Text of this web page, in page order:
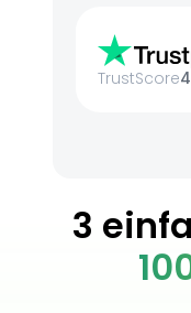
TrustScore
3